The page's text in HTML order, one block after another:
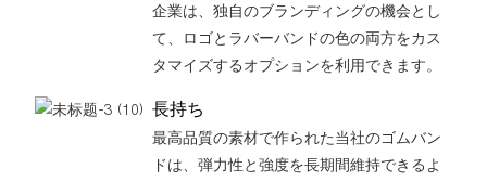
企業は、独自のブランディングの機会とし
て、ロゴとラバーバンドの色の両方をカス
タマイズするオプションを利用できます。
長持ち
最高品質の素材で作られた当社のゴムバン
ドは、弾力性と強度を長期間維持できるよ